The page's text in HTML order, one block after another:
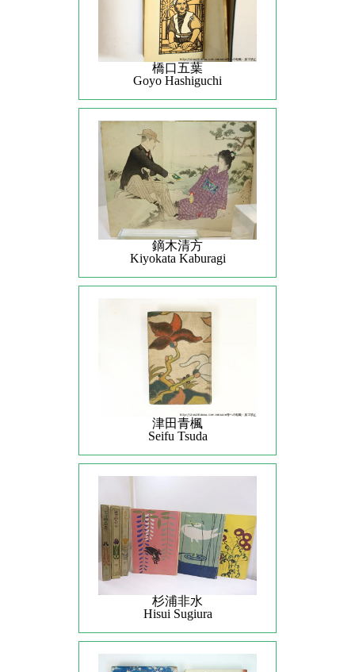
橋口五葉
Goyo Hashiguchi
鏑木清方
Kiyokata Kaburagi
津田青楓
Seifu Tsuda
杉浦非水
Hisui Sugiura